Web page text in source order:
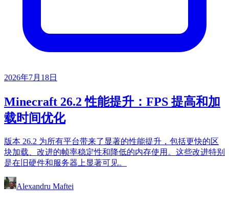
2026年7月18日
Minecraft 26.2 性能提升：FPS 提高和加
载时间优化
版本 26.2 为所有平台带来了显著的性能提升，包括更快的区
块加载、改进的帧率稳定性和降低的内存使用。这些改进特别
是在旧硬件和服务器上显著可见。
Alexandru Maftei